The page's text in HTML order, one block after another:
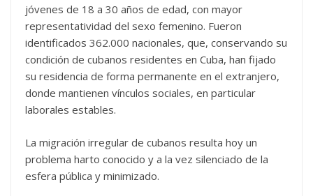
jóvenes de 18 a 30 años de edad, con mayor
representatividad del sexo femenino. Fueron
identificados 362.000 nacionales, que, conservando su
condición de cubanos residentes en Cuba, han fijado
su residencia de forma permanente en el extranjero,
donde mantienen vínculos sociales, en particular
laborales estables.
La migración irregular de cubanos resulta hoy un
problema harto conocido y a la vez silenciado de la
esfera pública y minimizado.